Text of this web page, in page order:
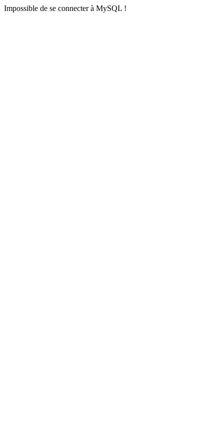
Impossible de se connecter à MySQL !